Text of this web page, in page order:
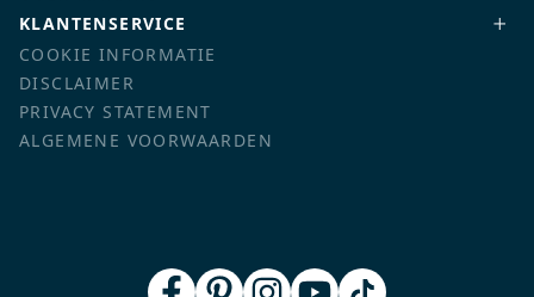
KLANTENSERVICE
COOKIE INFORMATIE
DISCLAIMER
PRIVACY STATEMENT
ALGEMENE VOORWAARDEN